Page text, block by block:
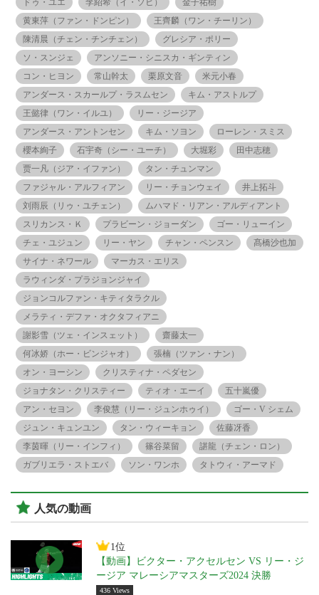
黄東萍（ファン・ドンピン）
王齊麟（ワン・チーリン）
陳清晨（チェン・チンチェン）
グレシア・ポリー
ソ・スンジェ
アンソニー・シニスカ・ギンティン
コン・ヒヨン
常山幹太 栗原文音
米元小春
アンダース・スカールプ・ラスムセン
キム・アストルプ
王懿律（ワン・イルユ）
リー・ジージア
アンダース・アントンセン
キム・ソヨン
ローレン・スミス
櫻本絢子
石宇奇（シー・ユーチ） 大堀彩
田中志穂
贾一凡（ジア・イファン）
タン・チュンマン
ファジャル・アルフィアン
リー・チョンウェイ
井上拓斗
刘雨辰（リゥ・ユチェン）
ムハマド・リアン・アルディアント
スリカンス・Ｋ
プラビーン・ジョーダン
ゴー・リューイン
チェ・ユジュン
リー・ヤン チャン・ペンスン
髙橋沙也加
サイナ・ネワール
マーカス・エリス
ラウィンダ・プラジョンジャイ
ジョンコルファン・キティタラクル
メラティ・デファ・オクタフィアニ
謝影雪（ツェ・インスェット）
齋藤太一
何冰娇（ホー・ビンジャオ）
張楠（ツァン・ナン）
オン・ヨーシン
クリスティナ・ペダセン
ジョナタン・クリスティー
ティオ・エーイ
五十嵐優
アン・セヨン
李俊慧（リー・ジュンホゥイ）
ゴー・V シェム
ジュン・キュンユン
タン・ウィーキョン
佐藤冴香
李茵暉（リー・インフィ）
篠谷菜留
諶龍（チェン・ロン）
ガブリエラ・ストエバ
ソン・ワンホ タトウィ・アーマド
人気の動画
1位
【動画】ビクター・アクセルセン VS リー・ジ
ージア マレーシアマスターズ2024 決勝
436 Views